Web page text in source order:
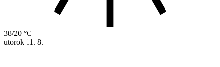
38/20 °C
utorok 11. 8.